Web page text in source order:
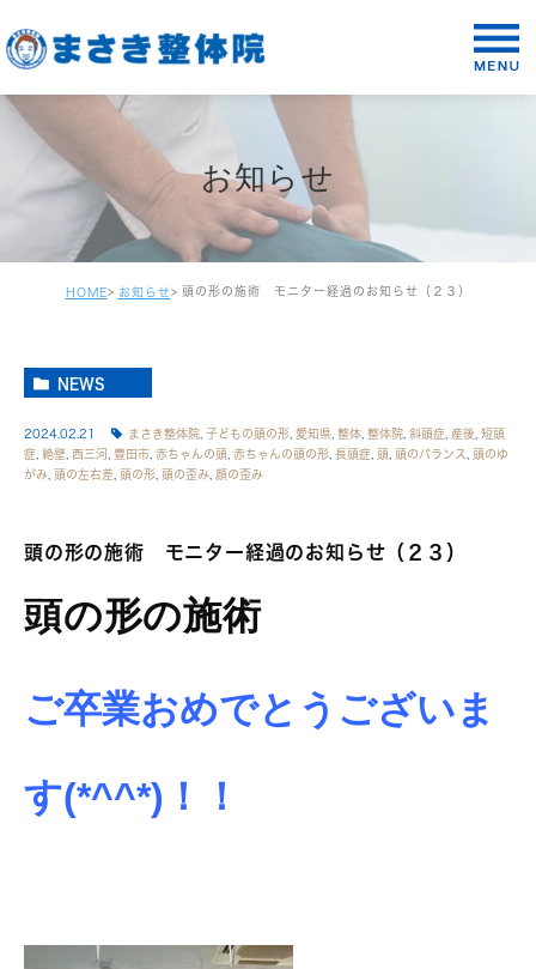
お知らせ
HOME お知らせ 頭の形の施術 モニター経過のお知らせ（２３）
NEWS
2024.02.21 まさき整体院 子どもの頭の形 愛知県 整体 整体院 斜頭症 産後 短頭
症 絶壁 西三河 豊田市 赤ちゃんの頭 赤ちゃんの頭の形 長頭症 頭 頭のバランス
頭のゆ
がみ 頭の左右差 頭の形 頭の歪み 顔の歪み
頭の形の施術 モニター経過のお知らせ（２３）
頭の形の施術
ご卒業おめでとうございま
す(*^^*)！！